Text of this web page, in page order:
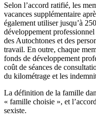
Selon l’accord ratifié, les
vacances supplémentaire
également utiliser jusqu’à
développement
des Autochtones et des
travail. En outre, chaque
fonds de développement
coût de séances de
du kilométrage et les
La définition de la famille
« famille choisie », et
sexiste.